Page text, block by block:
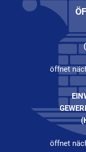
Klicken, um
öffnet
Klicken, um
öffnet